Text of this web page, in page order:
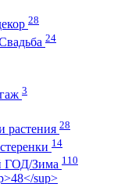
28
24
3
растения 28
14
ГОД/Зима 110